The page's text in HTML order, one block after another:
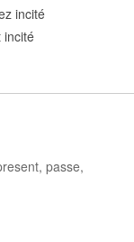
incité
incité
passe,